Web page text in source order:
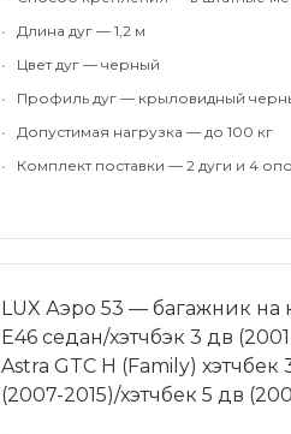
•
Длина дуг — 1,2 м
•
Цвет дуг — черный
•
Профиль дуг — крыловидный
•
Допустимая нагрузка — до 100 кг
•
Комплект поставки — 2 дуги и 4
LUX Аэро 53 — багажник на
Е46 седан/хэтчбэк 3 дв
Astra GTC H (Family)
(2007-2015)/хэтчбек 5 дв